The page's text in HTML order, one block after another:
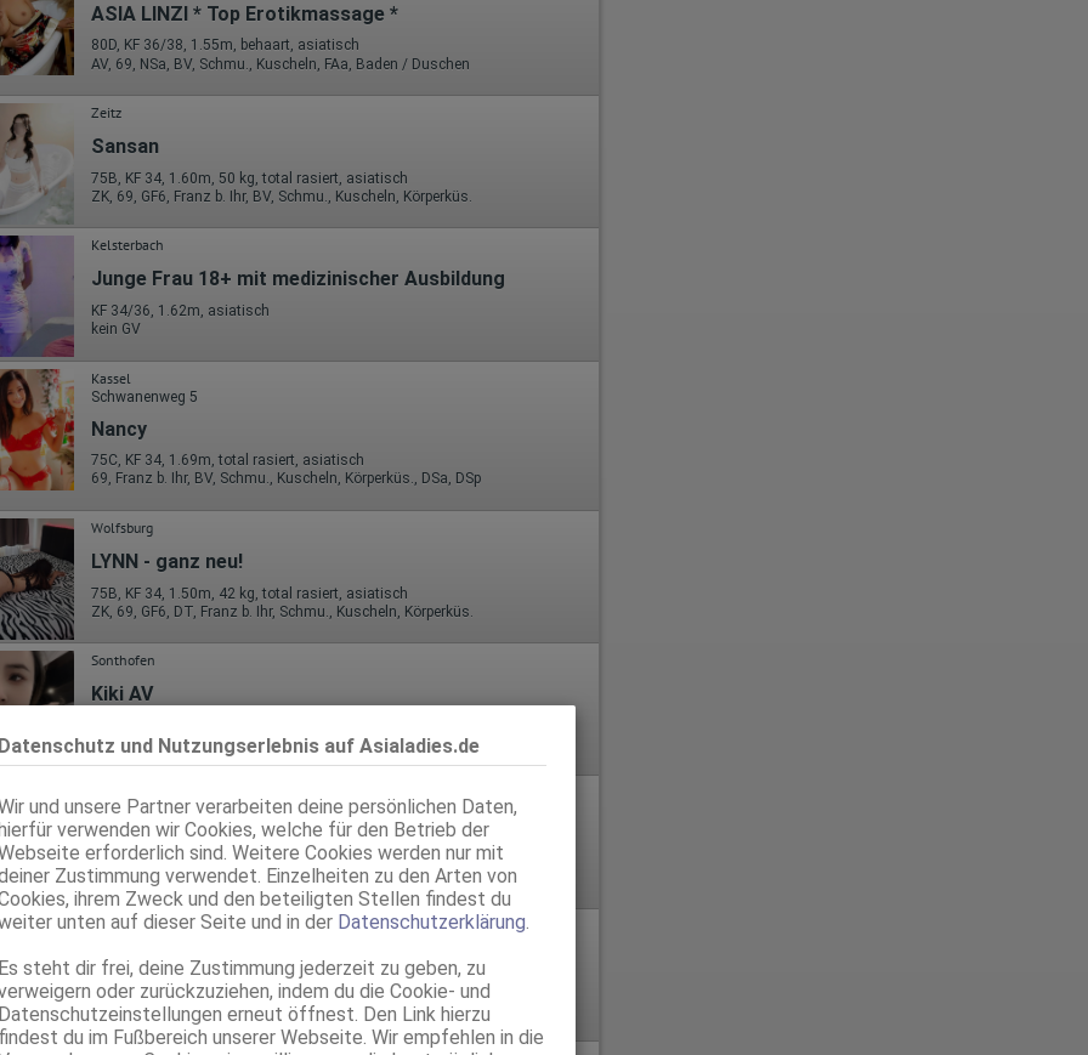
und Nutzungserlebnis auf Asialadies.de
und unsere Partner verarbeiten deine persönlichen Daten,
verwenden wir Cookies, welche für den Betrieb der
erforderlich sind. Weitere Cookies werden nur mit
Zustimmung verwendet. Einzelheiten zu den Arten von
ihrem Zweck und den beteiligten Stellen findest du
unten auf dieser Seite und in der Datenschutzerklärung.
steht dir frei, deine Zustimmung jederzeit zu geben, zu
oder zurückzuziehen, indem du die Cookie- und
erneut öffnest. Den Link hierzu
du im Fußbereich unserer Webseite. Wir empfehlen in die
ASIA LINZI * Top Erotikmassage *
80D, KF 36/38, 1.55m, behaart, asiatisch
AV, 69, NSa, BV, Schmu., Kuscheln, FAa, Baden / Duschen
Zeitz
Sansan
75B, KF 34, 1.60m, 50 kg, total rasiert, asiatisch
ZK, 69, GF6, Franz b. Ihr, BV, Schmu., Kuscheln, Körperküs.
Kelsterbach
Junge Frau 18+ mit medizinischer Ausbildung
KF 34/36, 1.62m, asiatisch
kein GV
Kassel
Schwanenweg 5
Nancy
75C, KF 34, 1.69m, total rasiert, asiatisch
69, Franz b. Ihr, BV, Schmu., Kuscheln, Körperküs., DSa, DSp
Wolfsburg
LYNN - ganz neu!
75B, KF 34, 1.50m, 42 kg, total rasiert, asiatisch
ZK, 69, GF6, DT, Franz b. Ihr, Schmu., Kuscheln, Körperküs.
Sonthofen
Kiki AV
ZK, 69, Franz b. Ihr, BV, Schmu., Kuscheln, Körperküs., DSa
Emma Top Massage
24 Jahre, 75B, KF 36, 1.60m, total rasiert, asiatisch
69, Franz b. Ihr, Schmu., Kuscheln, Körperküs., Mast., FE
Mannheim
HANA
27 Jahre, 75B, KF 34, 1.60m, 45 kg, total rasiert, asiatisch
ZK, AV, 69, GF6, Franz b. Ihr, Schmu., Kuscheln, Körperküs.